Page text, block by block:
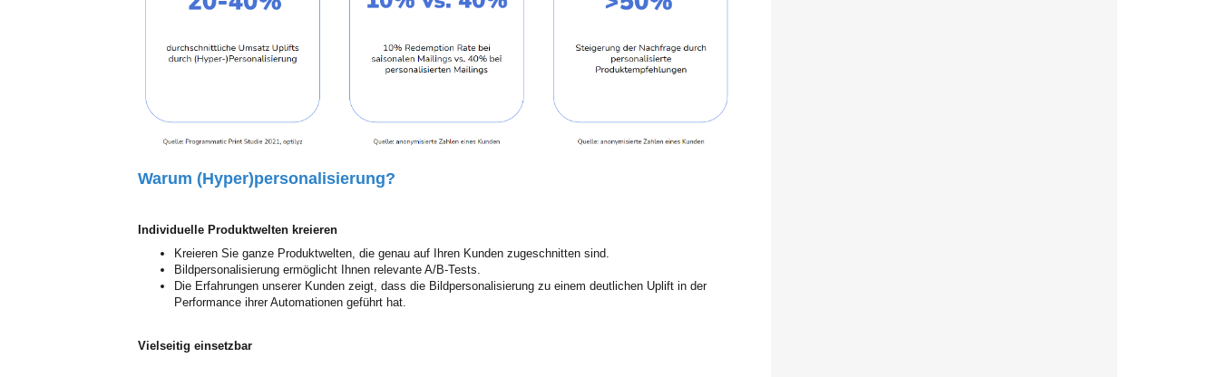
Warum (Hyper)personalisierung?
Individuelle Produktwelten kreieren
Kreieren Sie ganze Produktwelten, die genau auf Ihren Kunden zugeschnitten sind.
Bildpersonalisierung ermöglicht Ihnen relevante A/B-Tests.
Die Erfahrungen unserer Kunden zeigt, dass die Bildpersonalisierung zu einem deutlichen Uplift in der
Performance ihrer Automationen geführt hat.
Vielseitig einsetzbar